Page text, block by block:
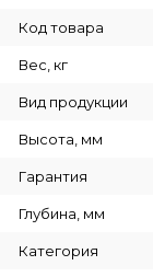
Код товара
Вес, кг
Вид продукции
Высота, мм
Гарантия
Глубина, мм
Категория